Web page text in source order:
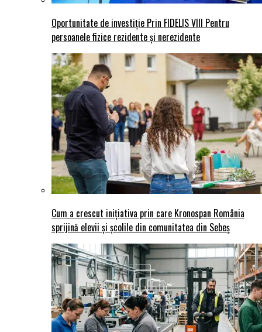
Oportunitate de investiție Prin FIDELIS VIII Pentru
persoanele fizice rezidente și nerezidente
Cum a crescut inițiativa prin care Kronospan România
sprijină elevii și școlile din comunitatea din Sebeș